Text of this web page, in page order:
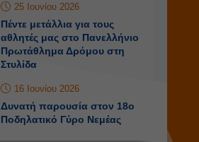
25 Ιουνίου 2026
Πέντε μετάλλια για τους
αθλητές μας στο Πανελλήνιο
Πρωτάθλημα Δρόμου στη
Στυλίδα
16 Ιουνίου 2026
Δυνατή παρουσία στον 18ο
Ποδηλατικό Γύρο Νεμέας